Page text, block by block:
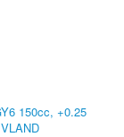
150cc, +0.25